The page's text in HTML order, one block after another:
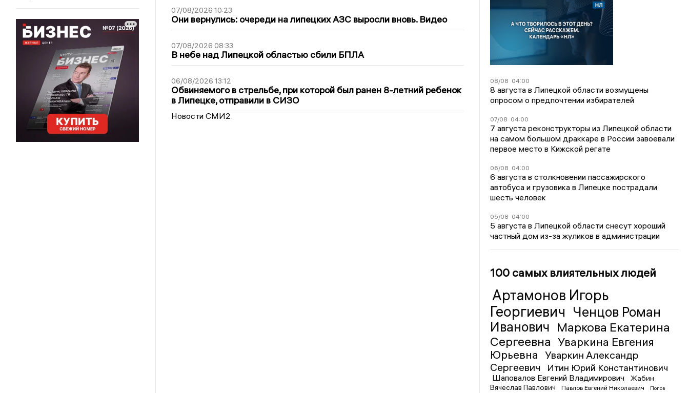
07/08/2026 10:23
Они вернулись: очереди на липецких АЗС выросли вновь. Видео
07/08/2026 08:33
В небе над Липецкой областью сбили БПЛА
06/08/2026 13:12
Обвиняемого в стрельбе, при которой был ранен 8-летний ребенок
в Липецке, отправили в СИЗО
Новости СМИ2
08/08 04:00
8 августа в Липецкой области возмущены
опросом о предпочтении избирателей
07/08 04:00
7 августа реконструкторы из Липецкой области
на самом большом драккаре в России завоевали
первое место в Кижской регате
06/08 04:00
6 августа в столкновении пассажирского
автобуса и грузовика в Липецке пострадали
шесть человек
05/08 04:00
5 августа в Липецкой области снесут хороший
частный дом из-за жуликов в администрации
100 самых влиятельных людей
Артамонов Игорь
Георгиевич Ченцов Роман
Иванович Маркова Екатерина
Сергеевна Уваркина Евгения
Юрьевна
Уваркин Александр
Сергеевич
Итин Юрий Константинович
Шаповалов Евгений Владимирович
Жабин
Вячеслав Павлович
Павлов Евгений Николаевич
Попов